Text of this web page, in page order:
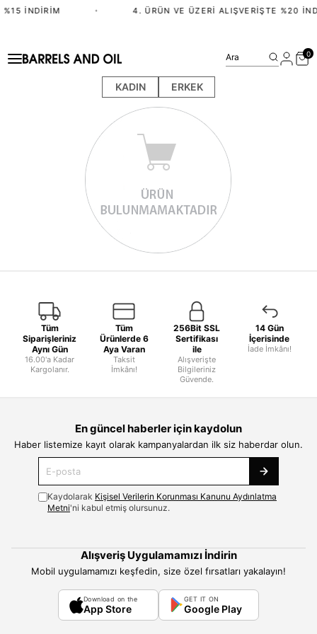
İNDIRIM • 4. ÜRÜN VE ÜZERI ALIŞVERIŞTE %20
KADIN ERKEK
Ara 0
Tüm
Siparişleriniz
Aynı Gün
16.00'a Kadar
Kargolanır.
Tüm
Ürünlerde 6
Aya Varan
Taksit
İmkânı!
256Bit SSL
Sertifikası
ile
Alışverişte
Bilgileriniz
Güvende.
14 Gün
İçerisinde
İade İmkânı!
En güncel haberler için kaydolun
Haber listemize kayıt olarak kampanyalardan ilk siz haberdar olun.
Kaydolarak Kişisel Verilerin Korunması Kanunu Aydınlatma
Metni'ni kabul etmiş olursunuz.
Alışveriş Uygulamamızı İndirin
Mobil uygulamamızı keşfedin, size özel fırsatları yakalayın!
Download on the
App Store
GET IT ON
Google Play